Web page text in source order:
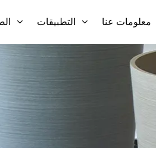
التطبيقات معلومات عنا